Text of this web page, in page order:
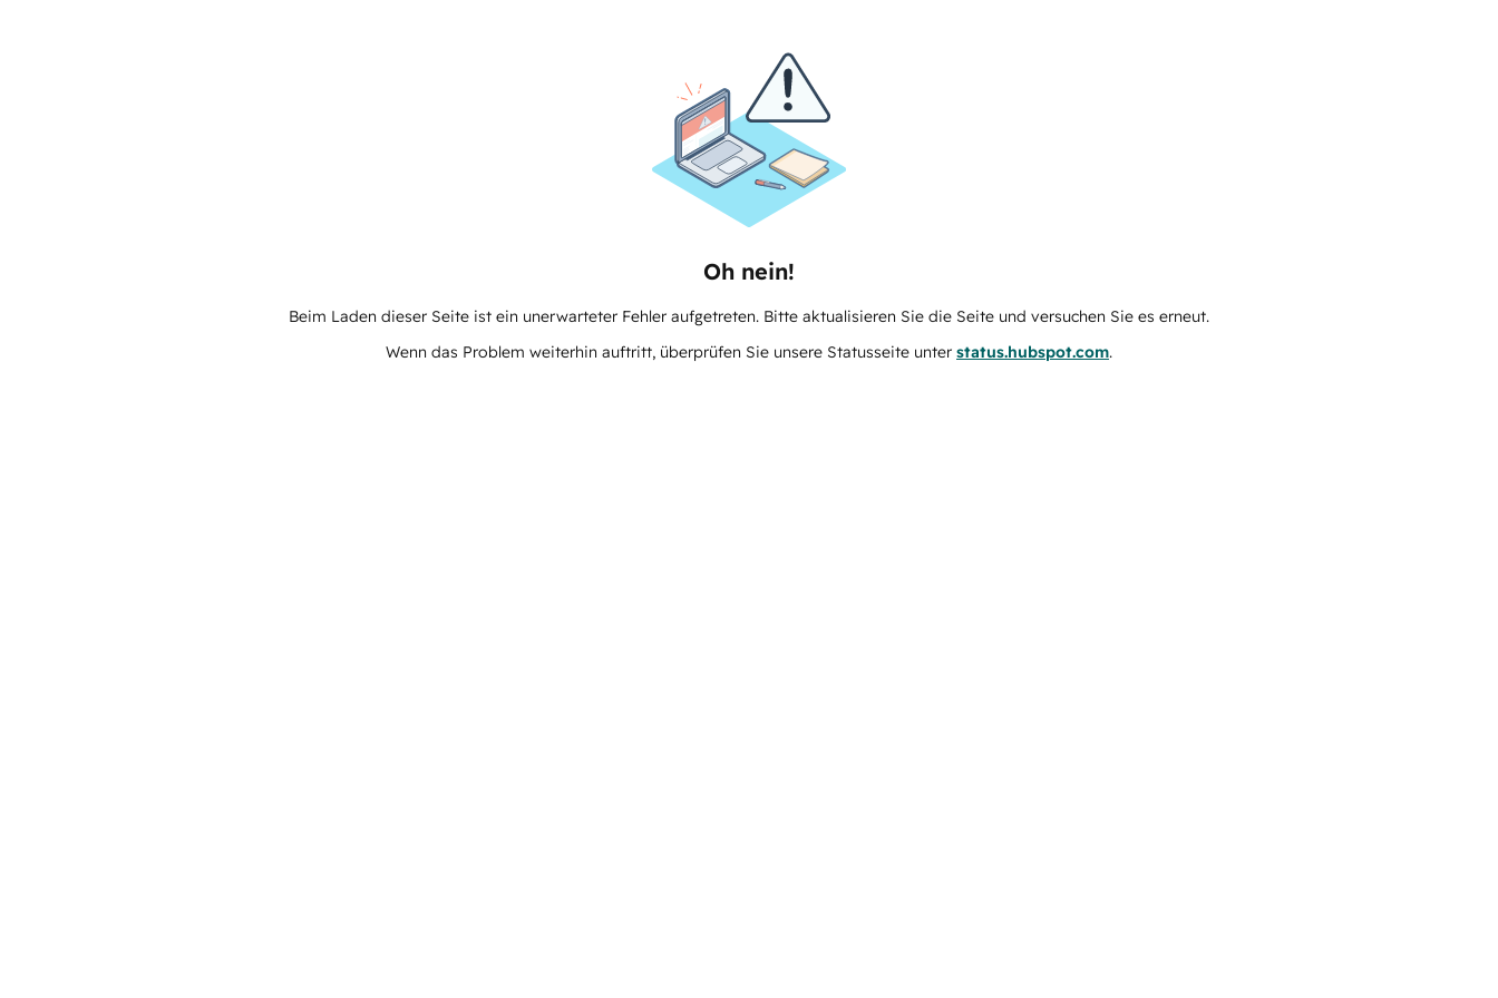
Oh nein!
Beim Laden dieser Seite ist ein unerwarteter Fehler aufgetreten. Bitte aktualisieren Sie die Seite und versuchen Sie es erneut.
Wenn das Problem weiterhin auftritt, überprüfen Sie unsere Statusseite unter status.hubspot.com.